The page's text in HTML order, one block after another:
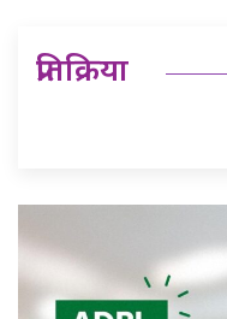
प्रतिक्रिया